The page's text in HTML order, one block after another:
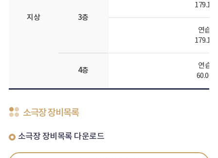
지상 3층
179.19
연습실
179.19
4층
연습실
60.06
소극장 장비목록
소극장 장비목록 다운로드